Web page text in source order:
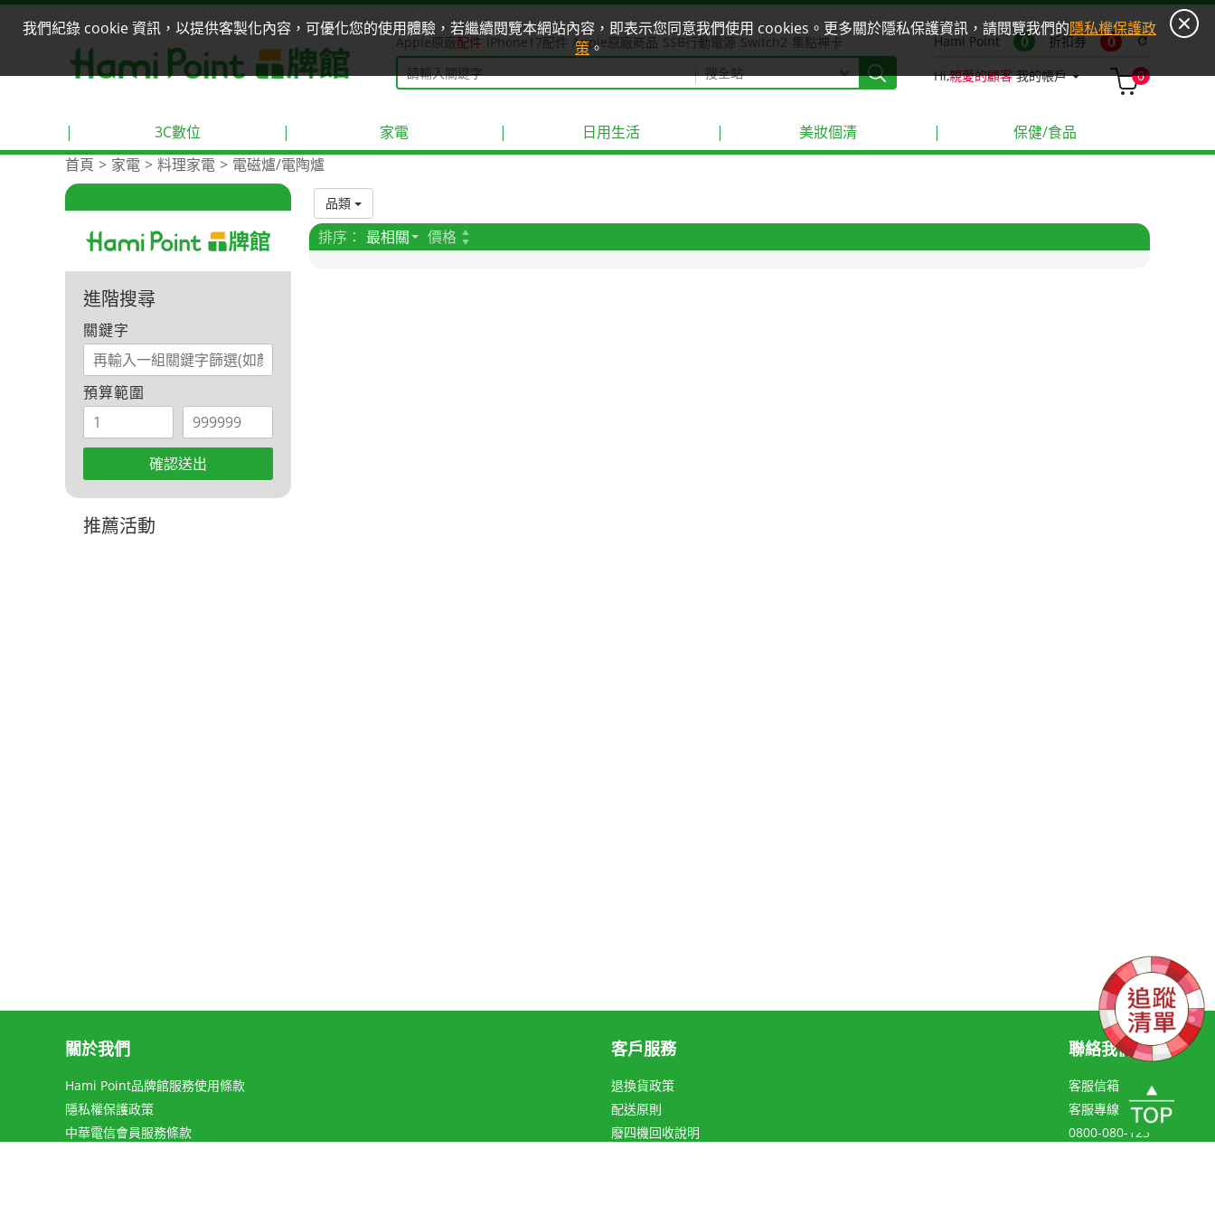
我們紀錄 cookie 資訊，以提供客製化內容，可優化您的使用體驗，若繼續閱覽本網站內容，即表示您同意我們使用 cookies。更多關於隱私保護資訊，請閱覽我們的隱私權保護政
策。
Apple原廠配件 iPhone17配件 Apple原廠商品 SSB行動電源 Switch2 集點神卡 Hami Point 0 折扣券 0 refresh
Hi,親愛的顧客 我的帳戶 0
| 3C數位 | 家電 | 日用生活 | 美妝個清 |
保健/食品
首頁
家電 料理家電 電磁爐/電陶爐
進階搜尋
關鍵字
預算範圍
確認送出
推薦活動
品類
排序： 最相關 價格
關於我們
Hami Point品牌館服務使用條款
隱私權保護政策
中華電信會員服務條款
客戶服務
退換貨政策
配送原則
廢四機回收說明
聯絡我們
客服信箱
客服專線
0800-080-123